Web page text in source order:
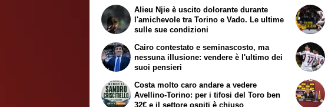
Alieu Njie è uscito dolorante durante
l'amichevole tra Torino e Vado. Le ultime
sulle sue condizioni
Cairo contestato e seminascosto, ma
nessuna illusione: vendere è l'ultimo dei
suoi pensieri
Costa molto caro andare a vedere
Avellino-Torino: per i tifosi del Toro ben
32€ e il settore ospiti è chiuso